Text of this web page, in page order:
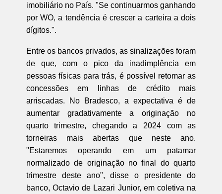
imobiliário no País. "Se continuarmos ganhando
por WO, a tendência é crescer a carteira a dois
dígitos.".
Entre os bancos privados, as sinalizações foram
de que, com o pico da inadimplência em
pessoas físicas para trás, é possível retomar as
concessões em linhas de crédito mais
arriscadas. No Bradesco, a expectativa é de
aumentar gradativamente a originação no
quarto trimestre, chegando a 2024 com as
torneiras mais abertas que neste ano.
"Estaremos operando em um patamar
normalizado de originação no final do quarto
trimestre deste ano", disse o presidente do
banco, Octavio de Lazari Junior, em coletiva na